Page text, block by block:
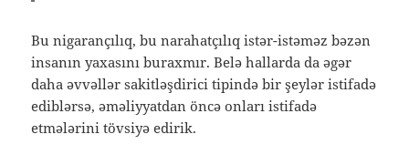
Bu nigarançılıq, bu narahatçılıq istər-istəməz bəzən
insanın yaxasını buraxmır. Belə hallarda da əgər
daha əvvəllər sakitləşdirici tipində bir şeylər istifadə
ediblərsə, əməliyyatdan öncə onları istifadə
etmələrini tövsiyə edirik.